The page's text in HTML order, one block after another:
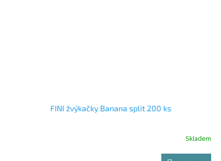
FINI žvýkačky Banana split 200 ks
Skladem